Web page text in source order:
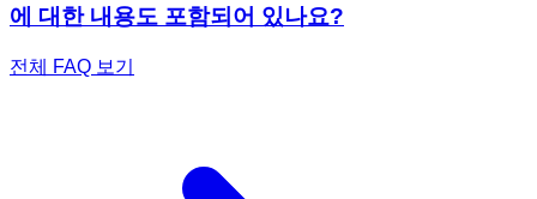
에 대한 내용도 포함되어 있나요?
전체 FAQ 보기